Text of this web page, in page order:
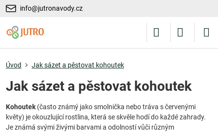
info@jutronavody.cz
Úvod Jak sázet a pěstovat kohoutek
Jak sázet a pěstovat kohoutek
Kohoutek (často známý jako smolnička nebo tráva s červenými
květy) je okouzlující rostlina, která se skvěle hodí do každé zahrady.
Je známá svými živými barvami a odolností vůči různým